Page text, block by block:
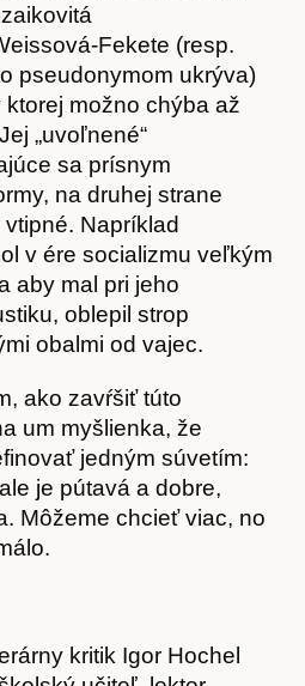
Fekete (resp.
pseudonymom ukrýva)
možno chýba až
„uvoľnené“
sa prísnym
na druhej strane
Napríklad
v ére socializmu veľkým
aby mal pri jeho
oblepil strop
obalmi od vajec.
ako zavŕšiť túto
um myšlienka, že
jedným súvetím:
je pútavá a dobre,
Môžeme chcieť viac, no
kritik Igor Hochel